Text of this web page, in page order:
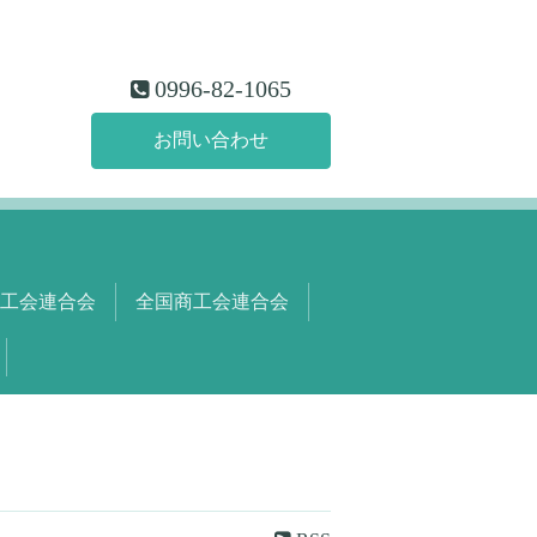
0996-82-1065
お問い合わせ
会連合会 全国商工会連合会